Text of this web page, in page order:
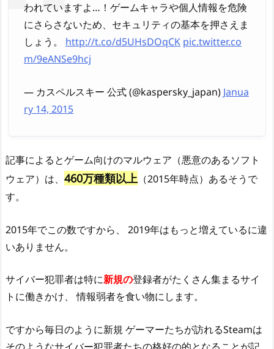
われていますよ…！ゲームキャラや個人情報を危険
にさらさないため、セキュリティの基本を押さえま
しょう。 http://t.co/d5UHsDOqCK pic.twitter.co
m/9eANSe9hcj
— カスペルスキー 公式 (@kaspersky_japan) Janua
ry 14, 2015
記事によるとゲーム向けのマルウェア（悪意のあるソフト
ウェア）は、 460万種類以上 （2015年時点）あるそうで
す。
2015年でこの数ですから、 2019年はもっと増えているに違
いありません。
サイバー犯罪者は特に新規の登録者がたくさん集まるサイ
トに働きかけ、 情報弱者を食い物にします。
ですから毎日のように新規 ゲーマーたちが訪れるSteamは